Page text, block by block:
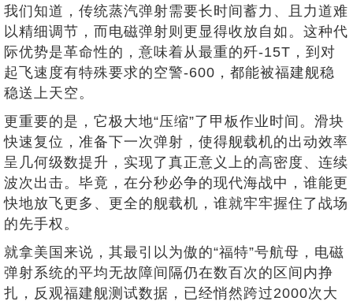
我们知道，传统蒸汽弹射需要长时间蓄力、且力道难
以精细调节，而电磁弹射则更显得收放自如。这种代
际优势是革命性的，意味着从最重的歼-15T，到对
起飞速度有特殊要求的空警-600，都能被福建舰稳
稳送上天空。
更重要的是，它极大地“压缩”了甲板作业时间。滑块
快速复位，准备下一次弹射，使得舰载机的出动效率
呈几何级数提升，实现了真正意义上的高密度、连续
波次出击。毕竟，在分秒必争的现代海战中，谁能更
快地放飞更多、更全的舰载机，谁就牢牢握住了战场
的先手权。
就拿美国来说，其最引以为傲的“福特”号航母，电磁
弹射系统的平均无故障间隔仍在数百次的区间内挣
扎，反观福建舰测试数据，已经悄然跨过2000次大